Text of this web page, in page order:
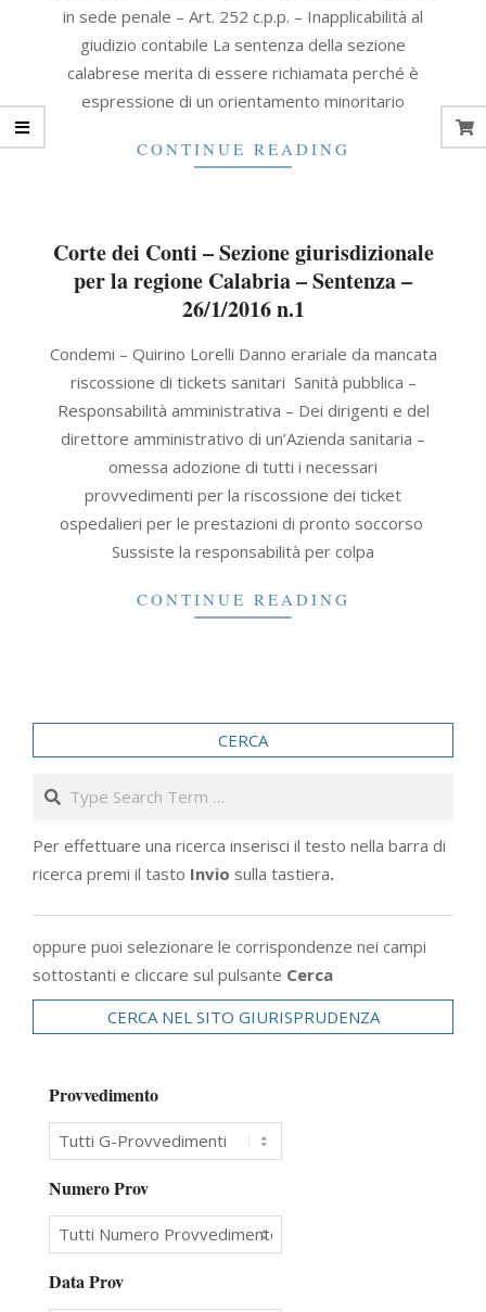
in sede penale – Art. 252 c.p.p. – Inapplicabilità al
giudizio contabile La sentenza della sezione
calabrese merita di essere richiamata perché è
espressione di un orientamento minoritario
CONTINUE READING
Corte dei Conti – Sezione giurisdizionale
per la regione Calabria – Sentenza –
26/1/2016 n.1
01-
Condemi – Quirino Lorelli Danno erariale da mancata
riscossione di tickets sanitari Sanità pubblica –
Responsabilità amministrativa – Dei dirigenti e del
direttore amministrativo di un’Azienda sanitaria –
omessa adozione di tutti i necessari
provvedimenti per la riscossione dei ticket
ospedalieri per le prestazioni di pronto soccorso
Sussiste la responsabilità per colpa
CONTINUE READING
CERCA
Search
Per effettuare una ricerca inserisci il testo nella barra di
ricerca premi il tasto Invio sulla tastiera.
oppure puoi selezionare le corrispondenze nei campi
sottostanti e cliccare sul pulsante Cerca
CERCA NEL SITO GIURISPRUDENZA
Provvedimento
Numero Prov
Data Prov